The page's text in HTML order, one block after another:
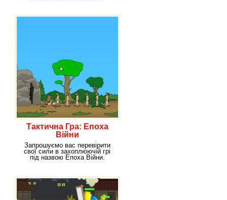
Тактична Гра: Епоха
Війни
Запрошуємо вас перевірити
свої сили в захоплюючій грі
під назвою Епоха Війни.